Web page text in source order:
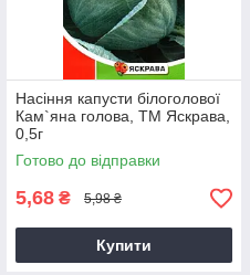
Насіння капусти білоголової
Кам`яна голова, ТМ Яскрава,
0,5г
Готово до відправки
5,68 ₴ 5,98 ₴
Купити